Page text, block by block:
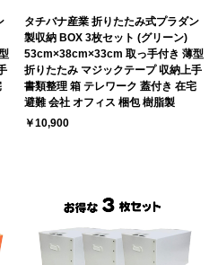
タチバナ産業 折りたたみ式プラダン
製収納 BOX 3枚セット (グリーン)
53cm×38cm×33cm 取っ手付き 薄型
折りたたみ マジックテープ 収納上手
書類整理 箱 テレワーク 蓋付き 在宅
避難 会社 オフィス 梱包 樹脂製
￥10,900